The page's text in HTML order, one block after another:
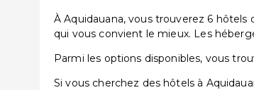
À Aquidauana, vous trouverez 6
qui vous convient le mieux. Les
Parmi les options disponibles, vous
Si vous cherchez des hôtels à